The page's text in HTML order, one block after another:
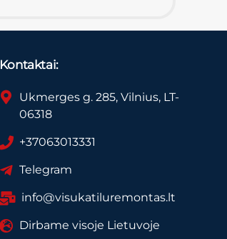
Kontaktai:
Ukmerges g. 285, Vilnius, LT-
06318
+37063013331
Telegram
info@visukatiluremontas.lt
Dirbame visoje Lietuvoje